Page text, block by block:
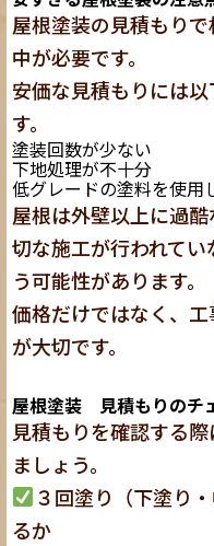
屋根塗装の見積もり
中が必要です。
安価な見積もりには
す。
塗装回数が少ない
下地処理が不十分
低グレードの塗料を使用
屋根は外壁以上に過
切な施工が行われて
う可能性があります。
価格だけではなく、
が大切です。
屋根塗装 見積もりのチ
見積もりを確認する
ましょう。
３回塗り（下塗り
るか